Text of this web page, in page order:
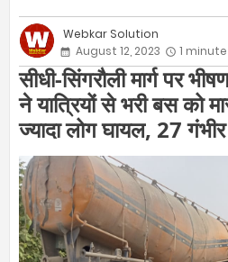
Webkar Solution
August 12, 2023
1
सीधी-सिंगरौली मार्ग पर
ने यात्रियों से भरी बस को
ज्यादा लोग घायल, 27 गंभीर